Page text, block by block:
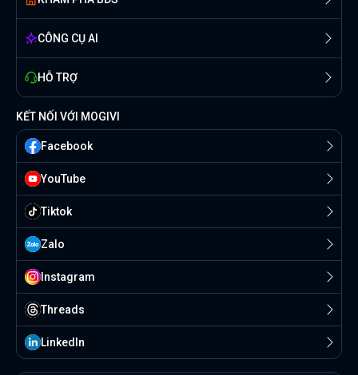
CÔNG CỤ AI
HỖ TRỢ
KẾT NỐI VỚI MOGIVI
Facebook
YouTube
Tiktok
Zalo
Instagram
Threads
Linkedln